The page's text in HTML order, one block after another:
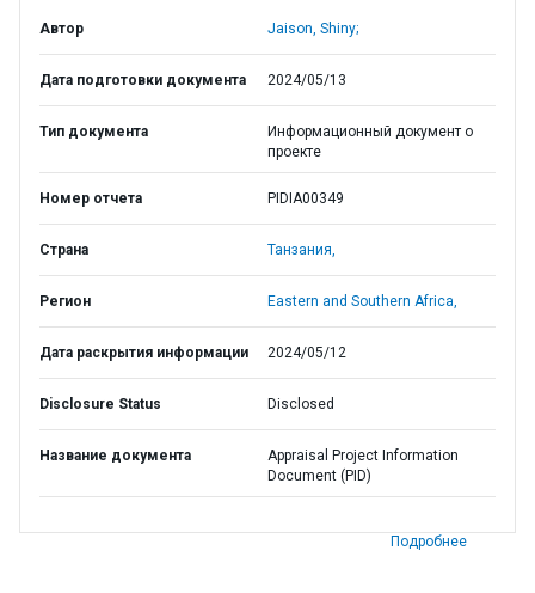
Автор Jaison, Shiny;
Дата подготовки документа 2024/05/13
Тип документа
Информационный документ о
проекте
Номер отчета PIDIA00349
Страна Танзания,
Регион Eastern and Southern Africa,
Дата раскрытия информации 2024/05/12
Disclosure Status Disclosed
Название документа
Appraisal Project Information
Document (PID)
Подробнее